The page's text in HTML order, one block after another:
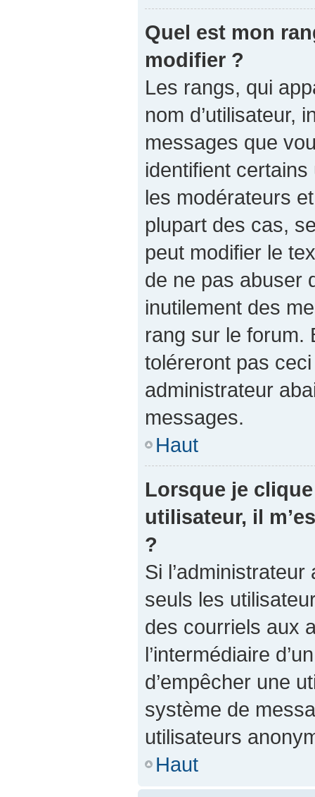
Quel est mon
modifier ?
Les rangs, qui
nom d’utilisateur,
messages que
identifient
les modérateurs
plupart des cas,
peut modifier le
de ne pas abuser
inutilement des
rang sur le forum.
toléreront pas
administrateur
messages.
Haut
Lorsque je
utilisateur, il
?
Si
seuls les
des courriels aux
l’intermédiaire
d’empêcher une
système de
utilisateurs
Haut